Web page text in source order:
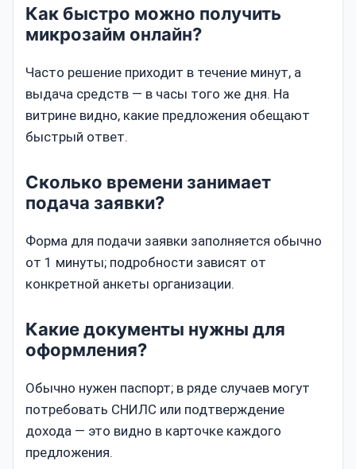
Как быстро можно получить
микрозайм онлайн?
Часто решение приходит в течение минут, а
выдача средств — в часы того же дня. На
витрине видно, какие предложения обещают
быстрый ответ.
Сколько времени занимает
подача заявки?
Форма для подачи заявки заполняется обычно
от 1 минуты; подробности зависят от
конкретной анкеты организации.
Какие документы нужны для
оформления?
Обычно нужен паспорт; в ряде случаев могут
потребовать СНИЛС или подтверждение
дохода — это видно в карточке каждого
предложения.